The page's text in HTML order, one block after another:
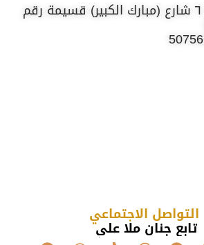
الكويت شرق قطع ٦ شارع (مبارك الكبير) قسيمة رقم
التواصل الاجتماعي
تابع جنان ملا علي